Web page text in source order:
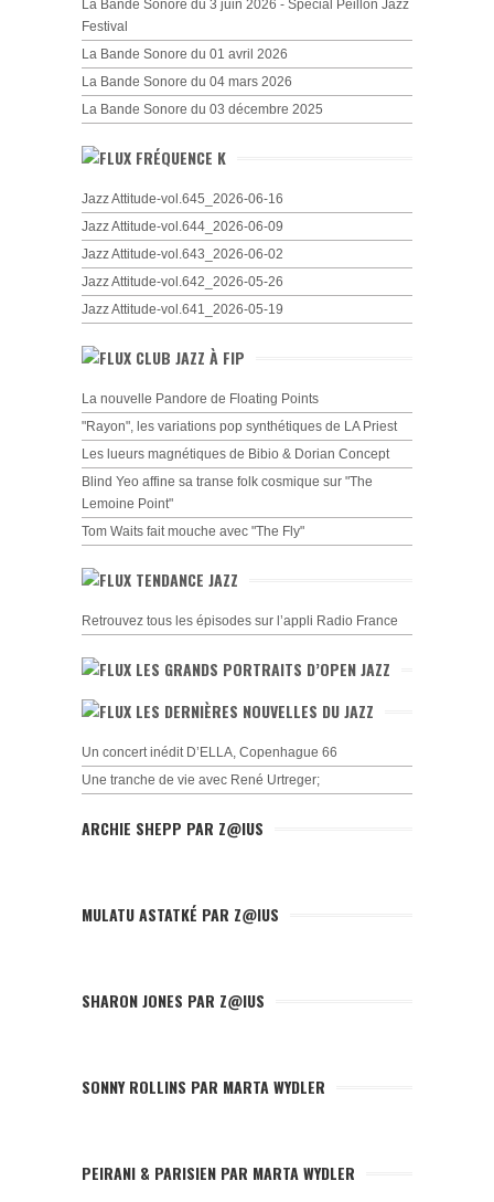
La Bande Sonore du 3 juin 2026 - Spécial Peillon Jazz
Festival
La Bande Sonore du 01 avril 2026
La Bande Sonore du 04 mars 2026
La Bande Sonore du 03 décembre 2025
FRÉQUENCE K
Jazz Attitude-vol.645_2026-06-16
Jazz Attitude-vol.644_2026-06-09
Jazz Attitude-vol.643_2026-06-02
Jazz Attitude-vol.642_2026-05-26
Jazz Attitude-vol.641_2026-05-19
CLUB JAZZ À FIP
La nouvelle Pandore de Floating Points
"Rayon", les variations pop synthétiques de LA Priest
Les lueurs magnétiques de Bibio & Dorian Concept
Blind Yeo affine sa transe folk cosmique sur "The
Lemoine Point"
Tom Waits fait mouche avec "The Fly"
TENDANCE JAZZ
Retrouvez tous les épisodes sur l’appli Radio France
LES GRANDS PORTRAITS D’OPEN JAZZ
LES DERNIÈRES NOUVELLES DU JAZZ
Un concert inédit D’ELLA, Copenhague 66
Une tranche de vie avec René Urtreger;
ARCHIE SHEPP PAR Z@IUS
MULATU ASTATKÉ PAR Z@IUS
SHARON JONES PAR Z@IUS
SONNY ROLLINS PAR MARTA WYDLER
PEIRANI & PARISIEN PAR MARTA WYDLER